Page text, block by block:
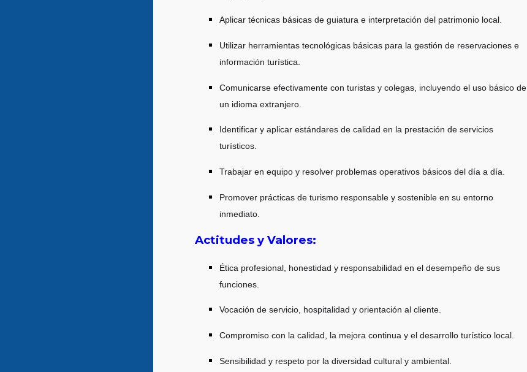
Aplicar técnicas básicas de guiatura e interpretación del patrimonio local.
Utilizar herramientas tecnológicas básicas para la gestión de reservaciones e
información turística.
Comunicarse efectivamente con turistas y colegas, incluyendo el uso básico de
un idioma extranjero.
Identificar y aplicar estándares de calidad en la prestación de servicios
turísticos.
Trabajar en equipo y resolver problemas operativos básicos del día a día.
Promover prácticas de turismo responsable y sostenible en su entorno
inmediato.
Actitudes y Valores:
Ética profesional, honestidad y responsabilidad en el desempeño de sus
funciones.
Vocación de servicio, hospitalidad y orientación al cliente.
Compromiso con la calidad, la mejora continua y el desarrollo turístico local.
Sensibilidad y respeto por la diversidad cultural y ambiental.